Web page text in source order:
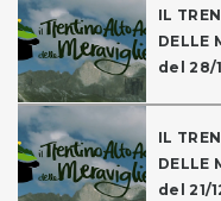
IL
DELLE
del 28/
IL
DELLE
del 21/